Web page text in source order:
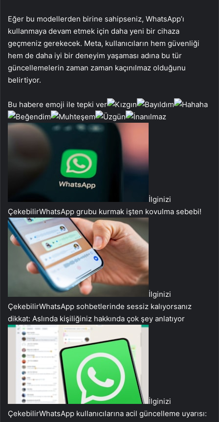
Eğer bu modellerden birine sahipseniz, WhatsApp’ı
kullanmaya devam etmek için daha yeni bir cihaza
geçmeniz gerekecek. Meta, kullanıcıların hem güvenliği
hem de daha iyi bir deneyim yaşaması adına bu tür
güncellemelerin zaman zaman kaçınılmaz olduğunu
belirtiyor.
Bu habere emoji ile tepki ver
İlginizi
ÇekebilirWhatsApp grubu kurmak işten kovulma sebebi!
İlginizi
ÇekebilirWhatsApp sohbetlerinde sessiz kalıyorsanız
dikkat: Aslında kişiliğiniz hakkında çok şey anlatıyor
İlginizi
ÇekebilirWhatsApp kullanıcılarına acil güncelleme uyarısı: